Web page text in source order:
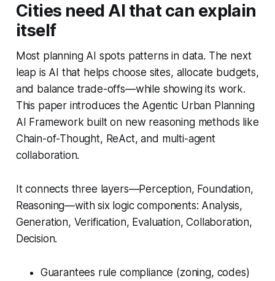
Cities need AI that can explain
itself
Most planning AI spots patterns in data. The next
leap is AI that helps choose sites, allocate budgets,
and balance trade-offs—while showing its work.
This paper introduces the Agentic Urban Planning
AI Framework built on new reasoning methods like
Chain-of-Thought, ReAct, and multi-agent
collaboration.
It connects three layers—Perception, Foundation,
Reasoning—with six logic components: Analysis,
Generation, Verification, Evaluation, Collaboration,
Decision.
Guarantees rule compliance (zoning, codes)